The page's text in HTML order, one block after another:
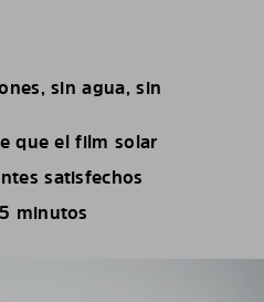
sin agua, sin
que el film solar
satisfechos
minutos